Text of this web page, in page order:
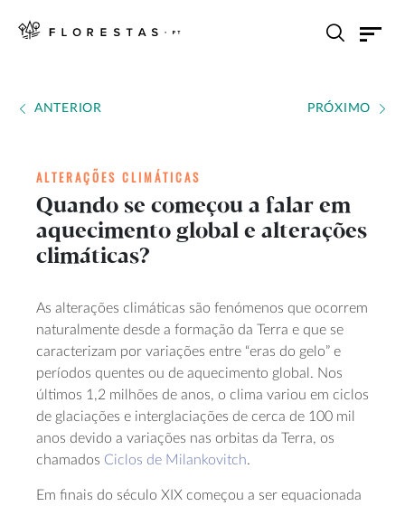
ANTERIOR PRÓXIMO
ALTERAÇÕES CLIMÁTICAS
Quando se começou a falar em
aquecimento global e alterações
climáticas?
As alterações climáticas são fenómenos que ocorrem
naturalmente desde a formação da Terra e que se
caracterizam por variações entre “eras do gelo” e
períodos quentes ou de aquecimento global. Nos
últimos 1,2 milhões de anos, o clima variou em ciclos
de glaciações e interglaciações de cerca de 100 mil
anos devido a variações nas orbitas da Terra, os
chamados Ciclos de Milankovitch.
Em finais do século XIX começou a ser equacionada